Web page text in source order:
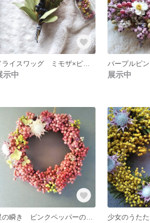
示中
パープルピ
展示中